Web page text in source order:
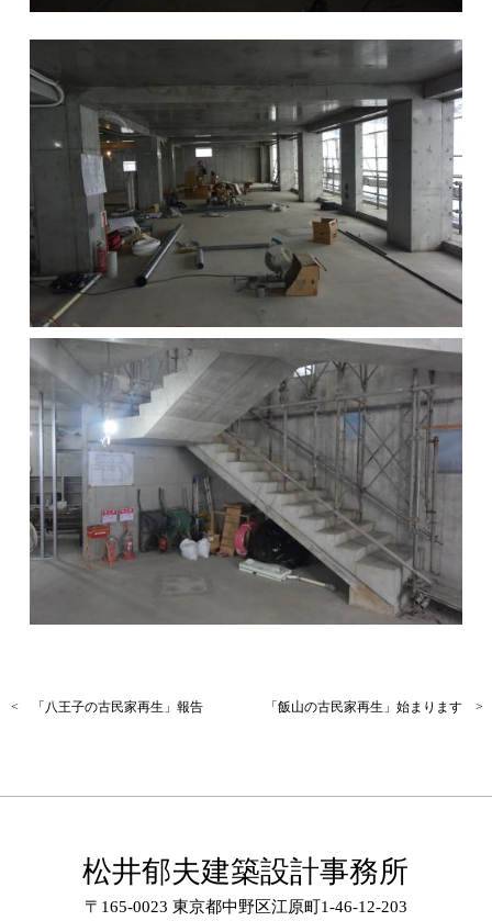
< 「八王子の古民家再生」報告 「飯山の古民家再生」始まります >
松井郁夫建築設計事務所
〒165-0023 東京都中野区江原町1-46-12-203